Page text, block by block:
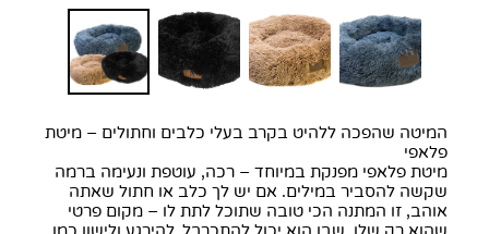
המיטה שהפכה ללהיט בקרב בעלי כלבים וחתולים – מיטת
פלאפי
מיטת פלאפי מפנקת במיוחד – רכה, עוטפת ונעימה ברמה
שקשה להסביר במילים. אם יש לך כלב או חתול שאתה
אוהב, זו המתנה הכי טובה שתוכל לתת לו – מקום פרטי